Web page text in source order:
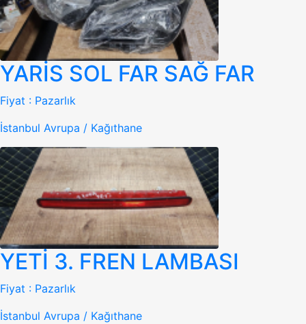
YARİS SOL FAR SAĞ FAR
Fiyat : Pazarlık
İstanbul Avrupa / Kağıthane
YETİ 3. FREN LAMBASI
Fiyat : Pazarlık
İstanbul Avrupa / Kağıthane